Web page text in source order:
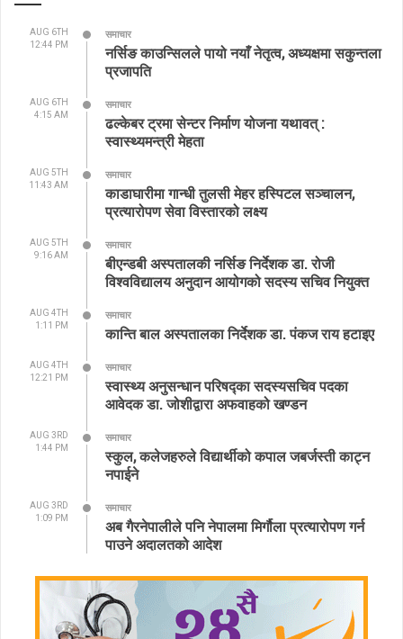
AUG 6TH
12:44 PM
समाचार
नर्सिङ काउन्सिलले पायो नयाँ नेतृत्व, अध्यक्षमा सकुन्तला
प्रजापति
AUG 6TH
4:15 AM
समाचार
ढल्केबर ट्रमा सेन्टर निर्माण योजना यथावत् :
स्वास्थ्यमन्त्री मेहता
AUG 5TH
11:43 AM
समाचार
काडाघारीमा गान्धी तुलसी मेहर हस्पिटल सञ्चालन,
प्रत्यारोपण सेवा विस्तारको लक्ष्य
AUG 5TH
9:16 AM
समाचार
बीएन्डबी अस्पतालकी नर्सिङ निर्देशक डा. रोजी
विश्वविद्यालय अनुदान आयोगको सदस्य सचिव नियुक्त
AUG 4TH
1:11 PM
समाचार
कान्ति बाल अस्पतालका निर्देशक डा. पंकज राय हटाइए
AUG 4TH
12:21 PM
समाचार
स्वास्थ्य अनुसन्धान परिषद्का सदस्यसचिव पदका
आवेदक डा. जोशीद्वारा अफवाहको खण्डन
AUG 3RD
1:44 PM
समाचार
स्कुल, कलेजहरुले विद्यार्थीको कपाल जबर्जस्ती काट्न
नपाईने
AUG 3RD
1:09 PM
समाचार
अब गैरनेपालीले पनि नेपालमा मिर्गौला प्रत्यारोपण गर्न
पाउने अदालतको आदेश